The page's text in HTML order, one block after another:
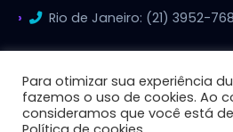
Rio de Janeiro: (21) 3952-
© 2026 Lógica Digital - Todos
Para otimizar sua experiência
fazemos o uso de cookies. Ao
consideramos que você está